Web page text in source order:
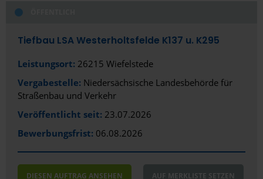
Tiefbau LSA Westerholtsfelde K137 u. K295
Leistungsort: 26215 Wiefelstede
Vergabestelle: Niedersächsische Landesbehörde für
Straßenbau und Verkehr
Veröffentlicht seit: 23.07.2026
Bewerbungsfrist: 06.08.2026
DIESEN AUFTRAG ANSEHEN AUF MERKLISTE SETZEN